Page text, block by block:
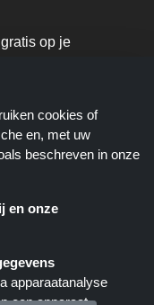
op je
en kortingscodes
of zijn medewerkers
u een bestelling plaatst
via deze links/deals.
cookies of
en, met uw
beschreven in onze
en onze
apparaatanalyse
een apparaat